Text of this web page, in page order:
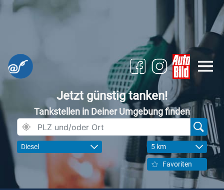
Jetzt günstig tanken!
Tankstellen in Deiner Umgebung finden
Diesel 5 km
Favoriten